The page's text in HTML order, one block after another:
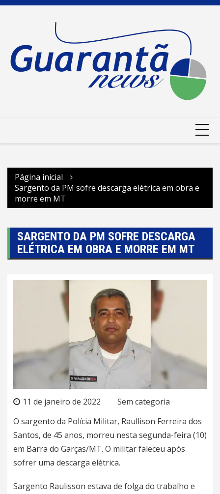
Ir
Página inicial
Sargento da PM sofre descarga elétrica em obra e
morre em MT
SARGENTO DA PM SOFRE DESCARGA
ELÉTRICA EM OBRA E MORRE EM MT
11 de janeiro de 2022
Sem categoria
O sargento da Polícia Militar, Raullison Ferreira dos
Santos, de 45 anos, morreu nesta segunda-feira (10)
em Barra do Garças/MT. O militar faleceu após
sofrer uma descarga elétrica.
Sargento Raulisson estava de folga do trabalho e